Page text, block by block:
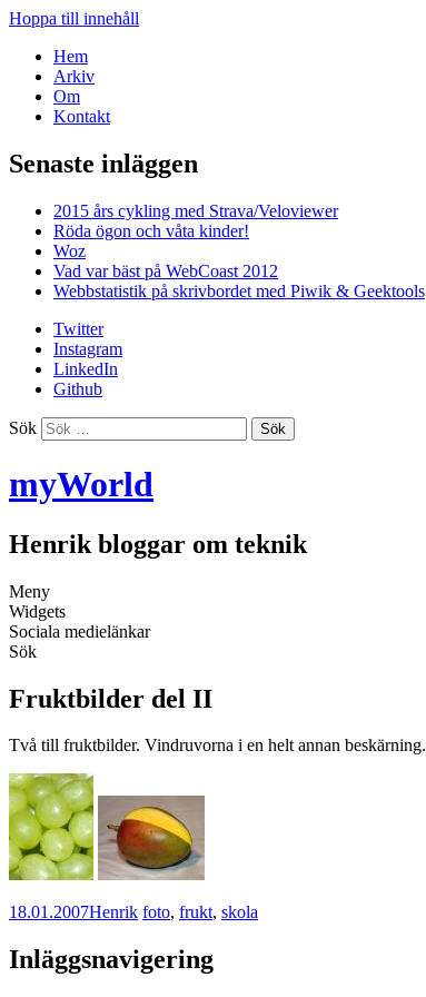
Hoppa till innehåll
Hem
Arkiv
Om
Kontakt
Senaste inläggen
2015 års cykling med Strava/Veloviewer
Röda ögon och våta kinder!
Woz
Vad var bäst på WebCoast 2012
Webbstatistik på skrivbordet med Piwik & Geektools
Twitter
Instagram
LinkedIn
Github
Sök
myWorld
Henrik bloggar om teknik
Meny
Widgets
Sociala medielänkar
Sök
Fruktbilder del II
Två till fruktbilder. Vindruvorna i en helt annan beskärning.
18.01.2007Henrik foto, frukt, skola
Inläggsnavigering